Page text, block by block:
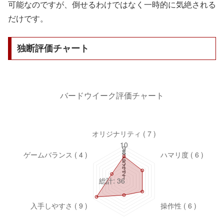
可能なのですが、倒せるわけではなく一時的に気絶される
だけです。
独断評価チャート